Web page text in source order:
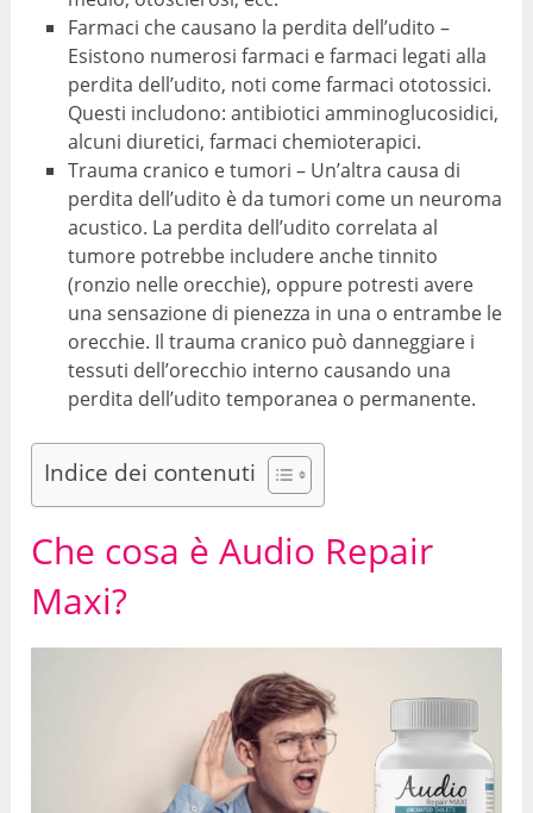
Farmaci che causano la perdita dell’udito –
Esistono numerosi farmaci e farmaci legati alla
perdita dell’udito, noti come farmaci ototossici.
Questi includono: antibiotici amminoglucosidici,
alcuni diuretici, farmaci chemioterapici.
Trauma cranico e tumori – Un’altra causa di
perdita dell’udito è da tumori come un neuroma
acustico. La perdita dell’udito correlata al
tumore potrebbe includere anche tinnito
(ronzio nelle orecchie), oppure potresti avere
una sensazione di pienezza in una o entrambe le
orecchie. Il trauma cranico può danneggiare i
tessuti dell’orecchio interno causando una
perdita dell’udito temporanea o permanente.
Indice dei contenuti
Che cosa è Audio Repair
Maxi?